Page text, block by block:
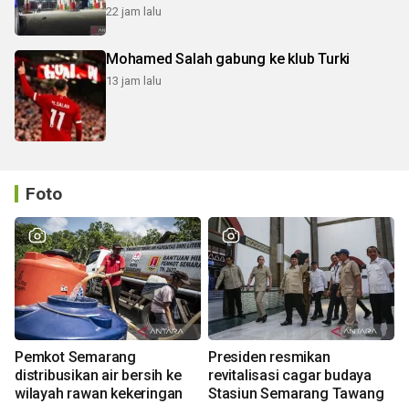
22 jam lalu
Mohamed Salah gabung ke klub Turki
13 jam lalu
Foto
Pemkot Semarang
distribusikan air bersih ke
wilayah rawan kekeringan
Presiden resmikan
revitalisasi cagar budaya
Stasiun Semarang Tawang